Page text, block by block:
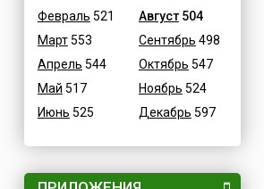
Февраль 521
Март553
Апрель 544
Май 517
Июнь 525
Август504
Сентябрь 498
Октябрь 547
Ноябрь 524
Декабрь 597